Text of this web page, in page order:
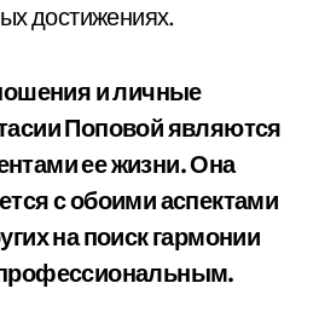
достижениях.
и личные
Поповой являются
ее жизни. Она
с обоими аспектами
на поиск гармонии